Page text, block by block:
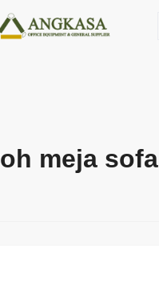
meja sofa